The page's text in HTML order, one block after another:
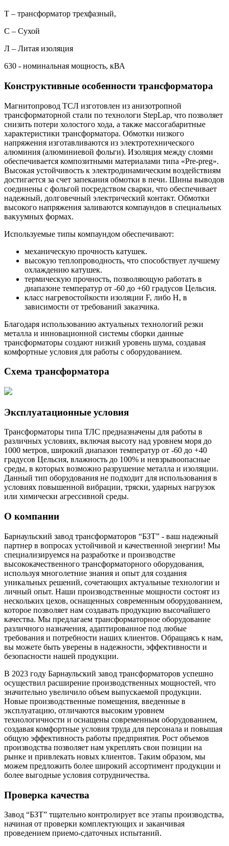
Т – трансформатор трехфазный,
С – Сухой
Л – Литая изоляция
630 - номинальная мощность, кВА
Конструктивные особенности трансформатора
Магнитопровод ТСЛ изготовлен из анизотропной
трансформаторной стали по технологи StepLap, что позволяет
снизить потери холостого хода, а также массогабаритные
характеристики трансформатора. Обмотки низкого
напряжения изготавливаются из электротехнического
алюминия (алюминиевой фольги). Изоляция между слоями
обеспечивается композитными материалами типа «Pre-preg».
Высокая устойчивость к электродинамическим воздействиям
достигается за счет запекания обмотки в печи. Шины выводов
соединены с фольгой посредством сварки, что обеспечивает
надежный, долговечный электрический контакт. Обмотки
высокого напряжения заливаются компаундов в специальных
вакуумных формах.
Используемые типы компаундом обеспечивают:
механическую прочность катушек.
высокую теплопроводность, что способствует лучшему
охлаждению катушек.
термическую прочность, позволяющую работать в
диапазоне температур от -60 до +60 градусов Цельсия.
класс нагревостойкости изоляции F, либо Н, в
зависимости от требований заказчика.
Благодаря использованию актуальных технологий резки
металла и инновационной системы сборки данные
трансформаторы создают низкий уровень шума, создавая
комфортные условия для работы с оборудованием.
Схема трансформатора
Эксплуатационные условия
Трансформаторы типа ТЛС предназначены для работы в
различных условиях, включая высоту над уровнем моря до
1000 метров, широкий диапазон температур от -60 до +40
градусов Цельсия, влажность до 100% и невзрывоопасные
среды, в которых возможно разрушение металла и изоляции.
Данный тип оборудования не подходит для использования в
условиях повышенной вибрации, тряски, ударных нагрузок
или химически агрессивной среды.
О компании
Барнаульский завод трансформаторов “БЗТ” - ваш надежный
партнер в вопросах устойчивой и качественной энергии! Мы
специализируемся на разработке и производстве
высококачественного трансформаторного оборудования,
используя многолетние знания и опыт для создания
уникальных решений, сочетающих актуальные технологии и
личный опыт. Наши производственные мощности состоят из
нескольких цехов, оснащенных современным оборудованием,
которое позволяет нам создавать продукцию высочайшего
качества. Мы предлагаем трансформаторное оборудование
различного назначения, адаптированное под любые
требования и потребности наших клиентов. Обращаясь к нам,
вы можете быть уверены в надежности, эффективности и
безопасности нашей продукции.
В 2023 году Барнаульский завод трансформаторов успешно
осуществил расширение производственных мощностей, что
значительно увеличило объем выпускаемой продукции.
Новые производственные помещения, введенные в
эксплуатацию, отличаются высоким уровнем
технологичности и оснащены современным оборудованием,
создавая комфортные условия труда для персонала и повышая
общую эффективность работы предприятия. Рост объемов
производства позволяет нам укреплять свои позиции на
рынке и привлекать новых клиентов. Таким образом, мы
можем предложить более широкий ассортимент продукции и
более выгодные условия сотрудничества.
Проверка качества
Завод “БЗТ” тщательно контролирует все этапы производства,
начиная от проверки комплектующих и заканчивая
проведением приемо-сдаточных испытаний.